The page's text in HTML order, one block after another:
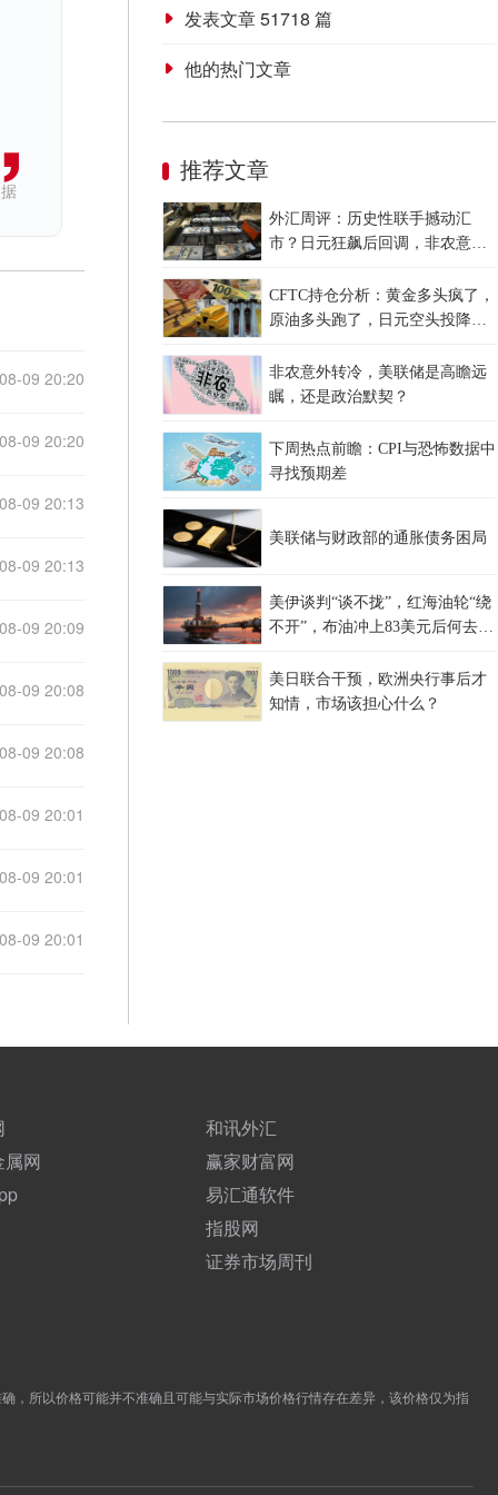
08-09 20:20
08-09 20:20
08-09 20:13
08-09 20:13
08-09 20:09
08-09 20:08
08-09 20:08
08-09 20:01
08-09 20:01
08-09 20:01
发表文章51718 篇
他的热门文章
推荐文章
外汇周评：历史性联手撼动汇
市？日元狂飙后回调，非农意外
CFTC持仓分析：黄金多头疯了，
原油多头跑了，日元空头投降
非农意外转冷，美联储是高瞻远
瞩，还是政治默契？
下周热点前瞻：CPI与恐怖数据中
寻找预期差
美联储与财政部的通胀债务困局
美伊谈判“谈不拢”，红海油轮“绕
不开”，布油冲上83美元后何去何
美日联合干预，欧洲央行事后才
知情，市场该担心什么？
和讯外汇
网
赢家财富网
易汇通软件
指股网
证券市场周刊
，所以价格可能并不准确且可能与实际市场价格行情存在差异，该价格仅为指